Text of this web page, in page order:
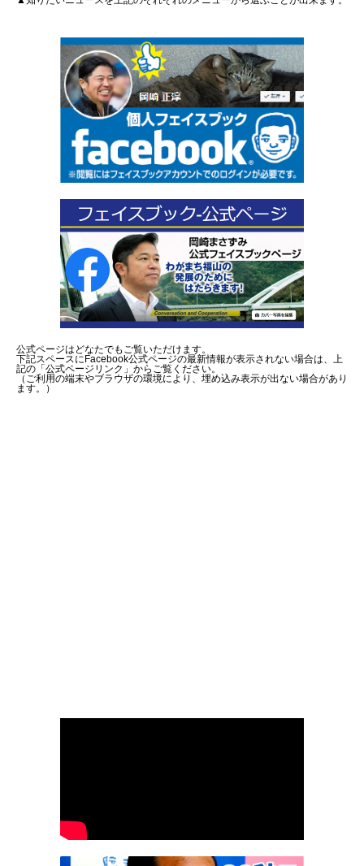
公式ページはどなたでもご覧いただけます。
下記スペースにFacebook公式ページの最新情報が表示されない場合は、上
記の「公式ページリンク」からご覧ください。
（ご利用の端末やブラウザの環境により、埋め込み表示が出ない場合があり
ます。）